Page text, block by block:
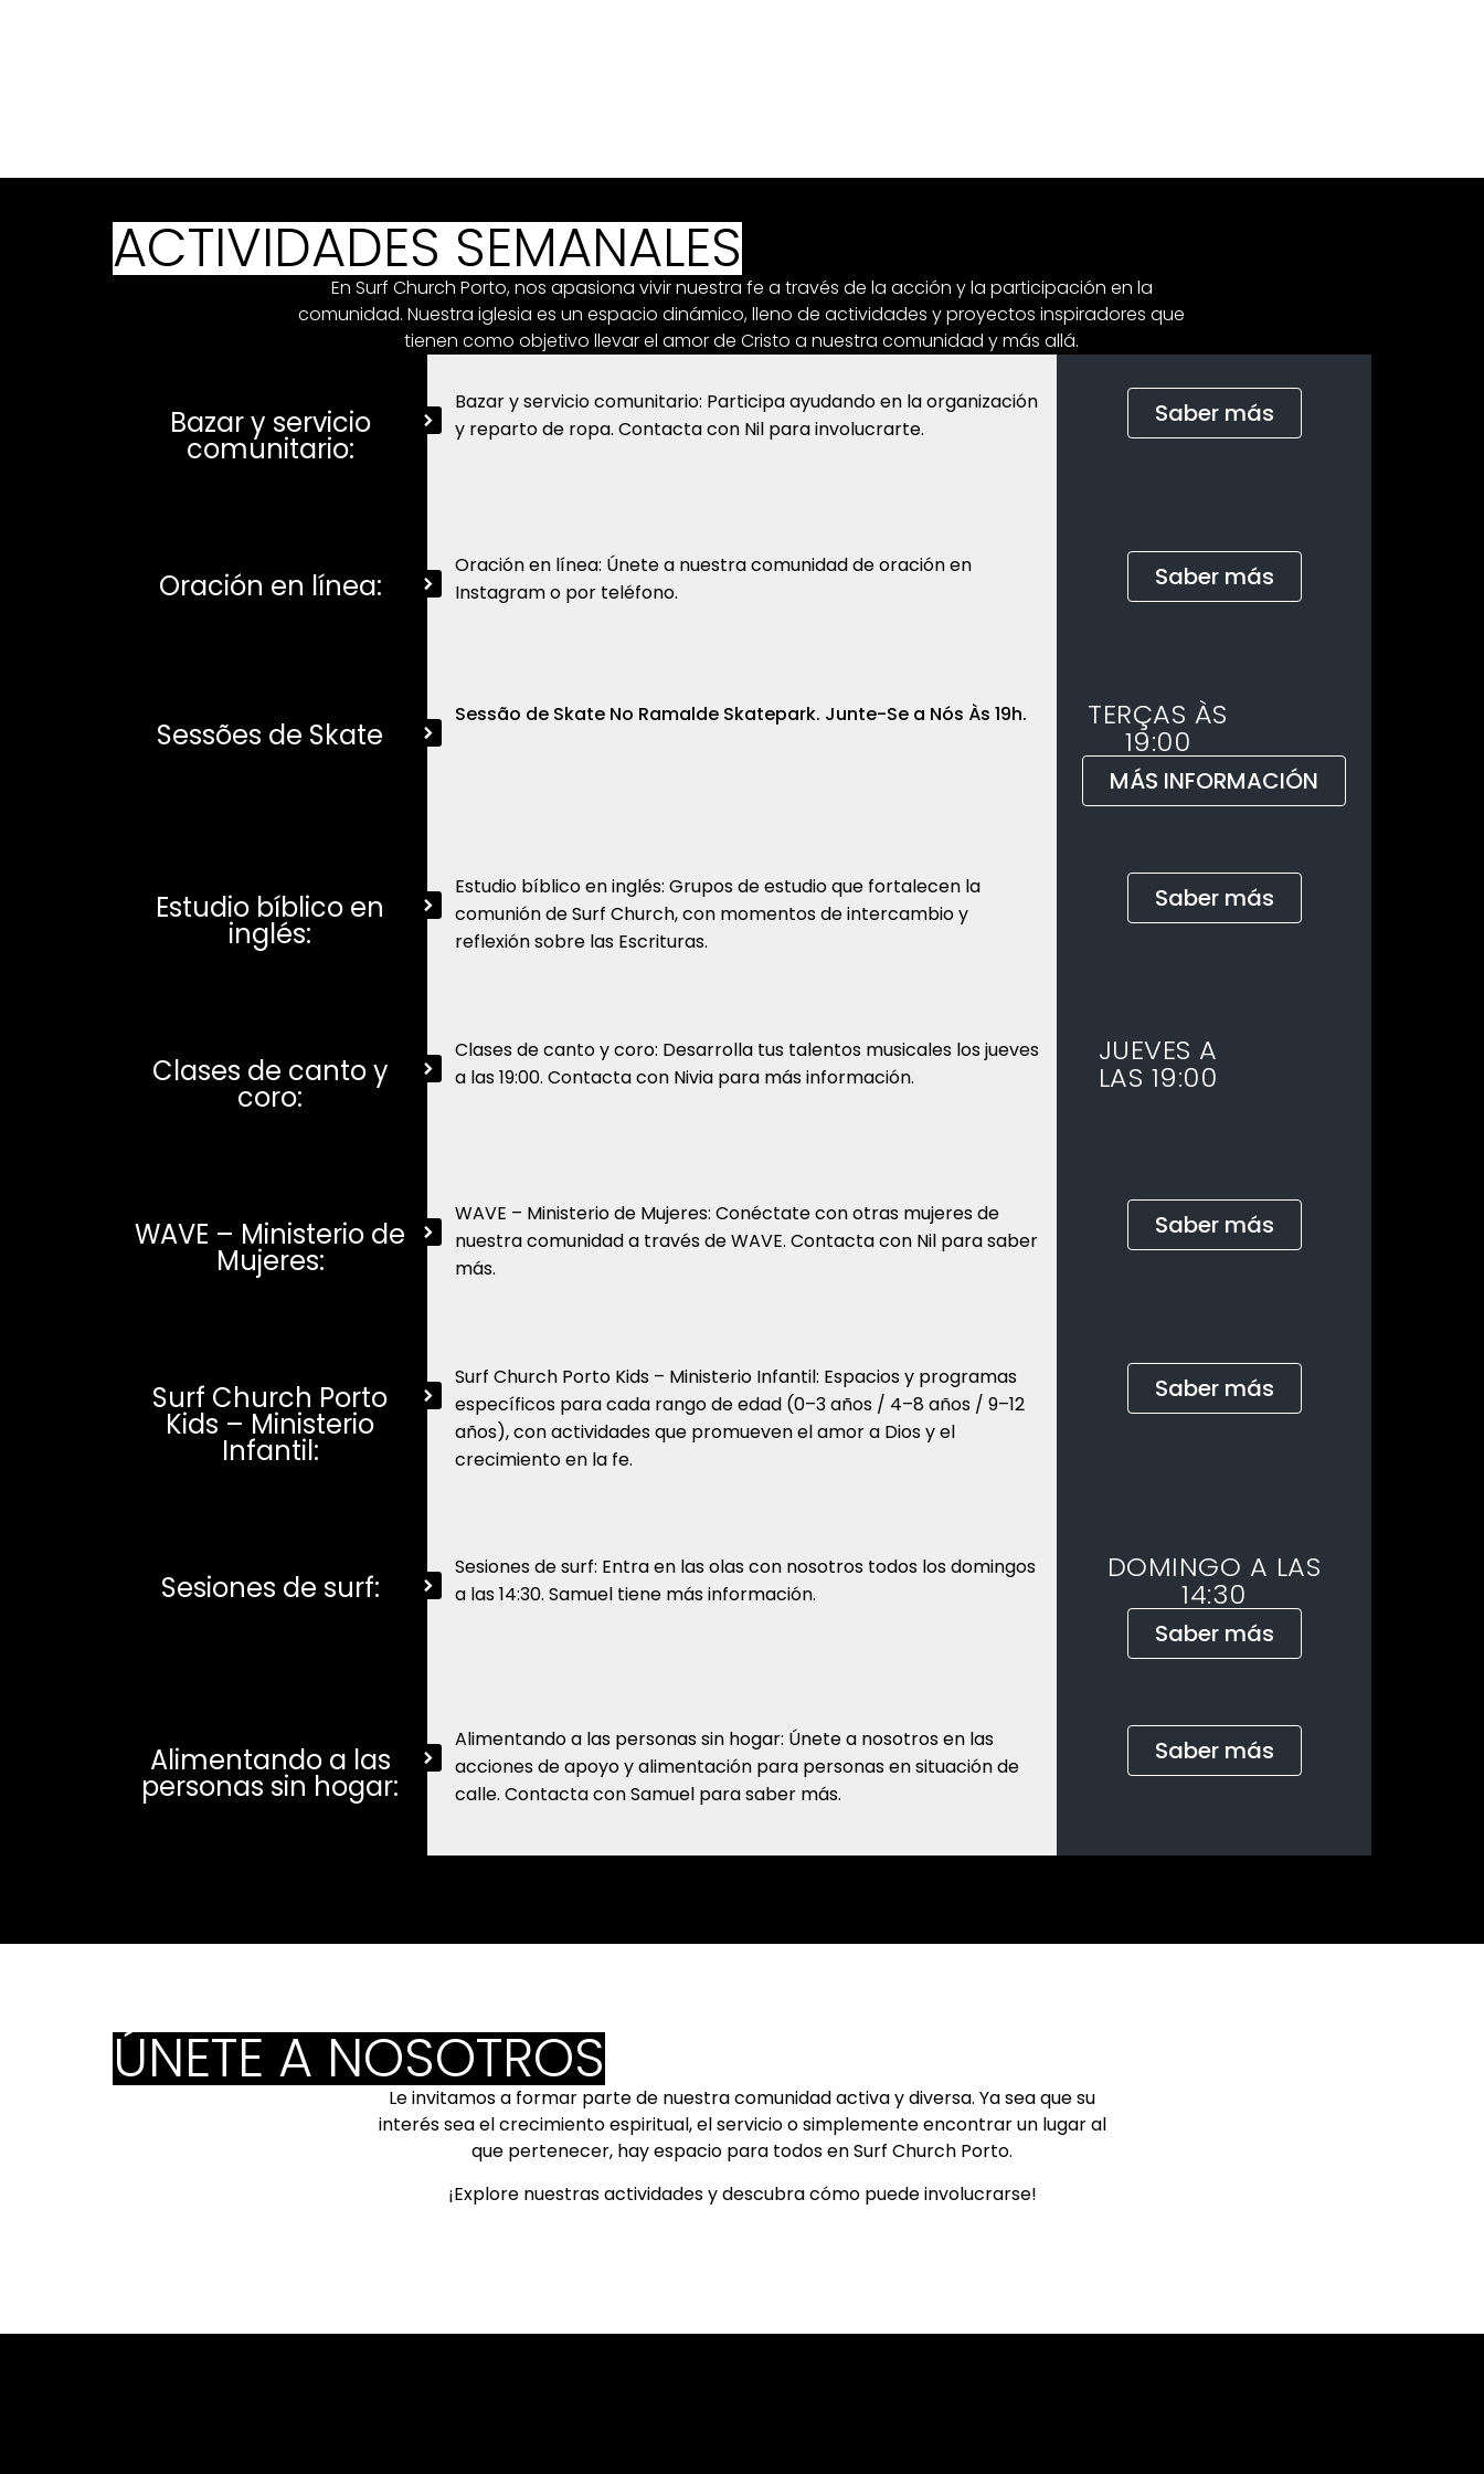
ACTIVIDADES SEMANALES
En Surf Church Porto, nos apasiona vivir nuestra fe a través de la acción y la participación en la
comunidad. Nuestra iglesia es un espacio dinámico, lleno de actividades y proyectos inspiradores que
tienen como objetivo llevar el amor de Cristo a nuestra comunidad y más allá.
Bazar y servicio
comunitario:
Bazar y servicio comunitario: Participa ayudando en la organización
y reparto de ropa. Contacta con Nil para involucrarte.
Saber más
Oración en línea:
Oración en línea: Únete a nuestra comunidad de oración en
Instagram o por teléfono.
Saber más
Sessões de Skate
Sessão de Skate No Ramalde Skatepark. Junte-Se a Nós Às 19h. TERÇAS ÀS
19:00
MÁS INFORMACIÓN
Estudio bíblico en
inglés:
Estudio bíblico en inglés: Grupos de estudio que fortalecen la
comunión de Surf Church, con momentos de intercambio y
reflexión sobre las Escrituras.
Saber más
Clases de canto y
coro:
Clases de canto y coro: Desarrolla tus talentos musicales los jueves
a las 19:00. Contacta con Nivia para más información.
JUEVES A
LAS 19:00
WAVE – Ministerio de
Mujeres:
WAVE – Ministerio de Mujeres: Conéctate con otras mujeres de
nuestra comunidad a través de WAVE. Contacta con Nil para saber
más.
Saber más
Surf Church Porto
Kids – Ministerio
Infantil:
Surf Church Porto Kids – Ministerio Infantil: Espacios y programas
específicos para cada rango de edad (0–3 años / 4–8 años / 9–12
años), con actividades que promueven el amor a Dios y el
crecimiento en la fe.
Saber más
Sesiones de surf:
Sesiones de surf: Entra en las olas con nosotros todos los domingos
a las 14:30. Samuel tiene más información.
DOMINGO A LAS
14:30
Saber más
Alimentando a las
personas sin hogar:
Alimentando a las personas sin hogar: Únete a nosotros en las
acciones de apoyo y alimentación para personas en situación de
calle. Contacta con Samuel para saber más.
Saber más
ÚNETE A NOSOTROS
Le invitamos a formar parte de nuestra comunidad activa y diversa. Ya sea que su
interés sea el crecimiento espiritual, el servicio o simplemente encontrar un lugar al
que pertenecer, hay espacio para todos en Surf Church Porto.
¡Explore nuestras actividades y descubra cómo puede involucrarse!